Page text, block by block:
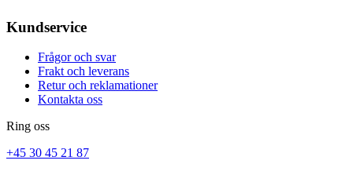
Kundservice
Frågor och svar
Frakt och leverans
Retur och reklamationer
Kontakta oss
Ring oss
+45 30 45 21 87